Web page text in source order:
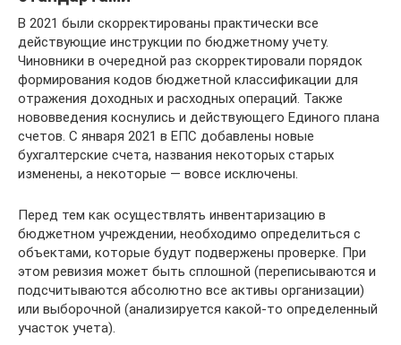
В 2021 были скорректированы практически все
действующие инструкции по бюджетному учету.
Чиновники в очередной раз скорректировали порядок
формирования кодов бюджетной классификации для
отражения доходных и расходных операций. Также
нововведения коснулись и действующего Единого плана
счетов. С января 2021 в ЕПС добавлены новые
бухгалтерские счета, названия некоторых старых
изменены, а некоторые — вовсе исключены.
Перед тем как осуществлять инвентаризацию в
бюджетном учреждении, необходимо определиться с
объектами, которые будут подвержены проверке. При
этом ревизия может быть сплошной (переписываются и
подсчитываются абсолютно все активы организации)
или выборочной (анализируется какой-то определенный
участок учета).